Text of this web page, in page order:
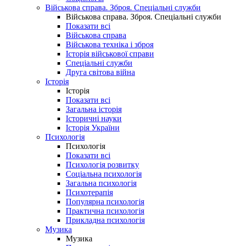
Військова справа. Зброя. Спеціальні служби
Військова справа. Зброя. Спеціальні служби
Показати всі
Військова справа
Військова техніка і зброя
Історія військової справи
Спеціальні служби
Друга світова війна
Історія
Історія
Показати всі
Загальна історія
Історичні науки
Історія України
Психологія
Психологія
Показати всі
Психологія розвитку
Соціальна психологія
Загальна психологія
Психотерапія
Популярна психологія
Практична психологія
Прикладна психологія
Музика
Музика